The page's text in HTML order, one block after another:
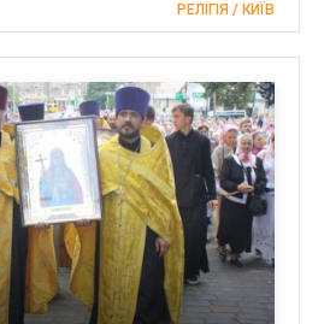
РЕЛІГІЯ / КИЇВ